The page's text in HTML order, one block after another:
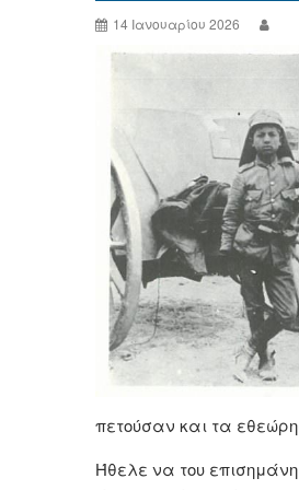
14 Ιανουαρίου 2026
πετούσαν και τα
Ήθελε να του